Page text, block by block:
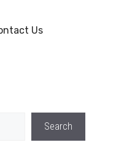
Us
Search